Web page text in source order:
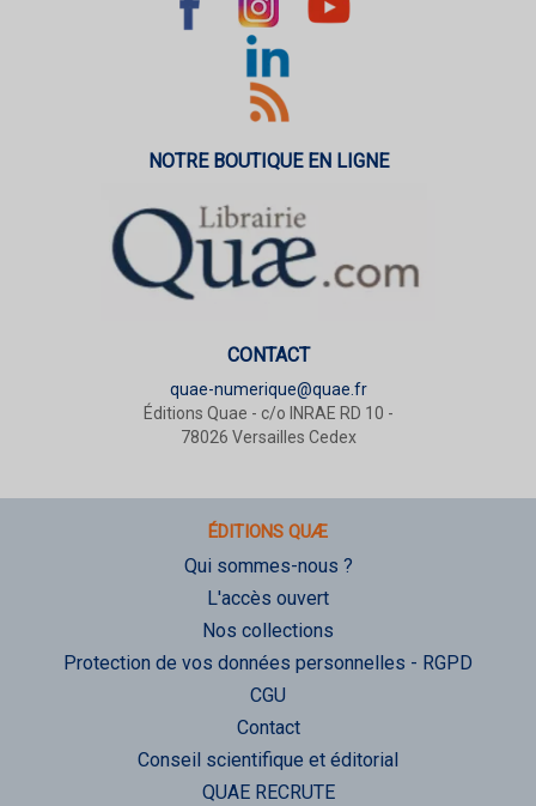
NOTRE BOUTIQUE EN LIGNE
CONTACT
quae-numerique@quae.fr
Éditions Quae - c/o INRAE RD 10 -
78026 Versailles Cedex
ÉDITIONS QUÆ
Qui sommes-nous ?
L'accès ouvert
Nos collections
Protection de vos données personnelles - RGPD
CGU
Contact
Conseil scientifique et éditorial
QUAE RECRUTE